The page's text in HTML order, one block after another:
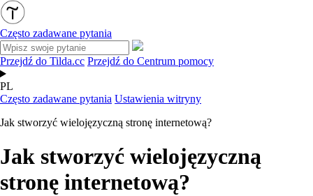
Często zadawane pytania
Przejdź do Tilda.cc Przejdź do Centrum pomocy
PL
Często zadawane pytania Ustawienia witryny
Jak stworzyć wielojęzyczną stronę internetową?
Jak stworzyć wielojęzyczną
stronę internetową?